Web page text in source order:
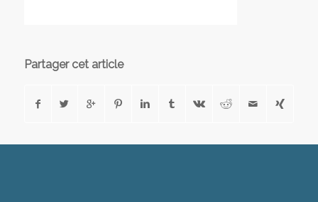
Partager cet article